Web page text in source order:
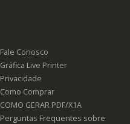
Fale Conosco
Gráfica Live Printer
Privacidade
Como Comprar
COMO GERAR PDF/X1A
Perguntas Frequentes sobre